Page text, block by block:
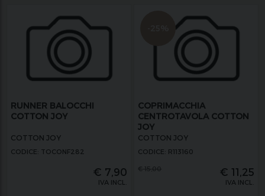
RUNNER BALOCCHI
COTTON JOY
COTTON JOY
CODICE: TOCONF282
€ 7,90
IVA INCL.
COPRIMACCHIA
CENTROTAVOLA COTTON
JOY
COTTON JOY
CODICE: R113160
€ 11,25
IVA INCL.